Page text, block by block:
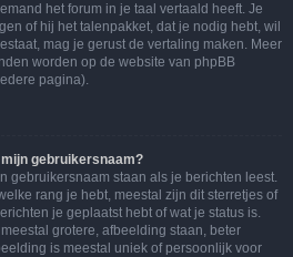
het forum in je taal vertaald heeft. Je
of hij het talenpakket, dat je nodig hebt, wil
mag je gerust de vertaling maken. Meer
worden op de website van phpBB
pagina).
gebruikersnaam?
gebruikersnaam staan als je berichten leest.
rang je hebt, meestal zijn dit sterretjes of
je geplaatst hebt of wat je status is.
grotere, afbeelding staan, beter
is meestal uniek of persoonlijk voor